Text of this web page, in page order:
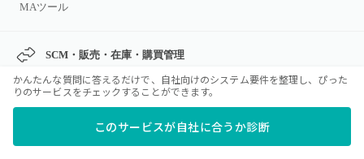
MAツール
SCM・販売・在庫・購買管理
購買管理システム
生産管理システム POS 与信管理システム
かんたんな質問に答えるだけで、自社向けのシステム要件を整理し、ぴった
りのサービスをチェックすることができます。
このサービスが自社に合うか診断